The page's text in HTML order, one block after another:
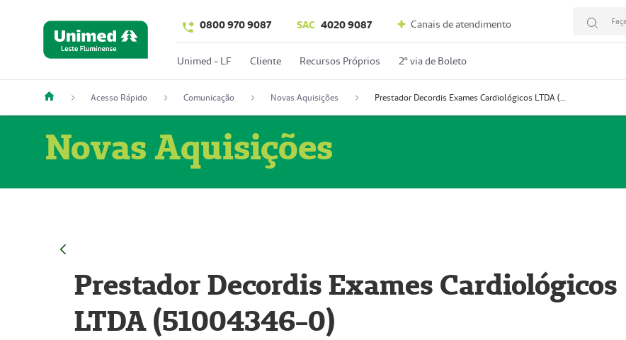
0800 970 9087 SAC 4020 9087 Canais de atendimento
Unimed - LF Cliente Recursos Próprios 2º via de Boleto
Acesso Rápido Comunicação Novas Aquisições Prestador Decordis Exames Cardiológicos LTDA (51004346-0)
Novas Aquisições
Prestador Decordis Exames Cardiológicos
LTDA (51004346-0)